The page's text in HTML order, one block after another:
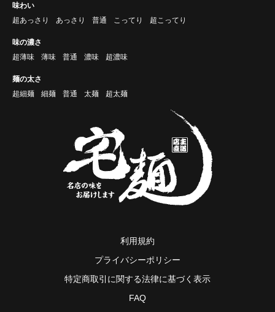
味わい
超あっさり
あっさり 普通 こってり 超こってり
味の濃さ
超薄味
薄味 普通 濃味 超濃味
麺の太さ
超細麺
細麺 普通 太麺 超太麺
利用規約
プライバシーポリシー
特定商取引に関する法律に基づく表示
FAQ